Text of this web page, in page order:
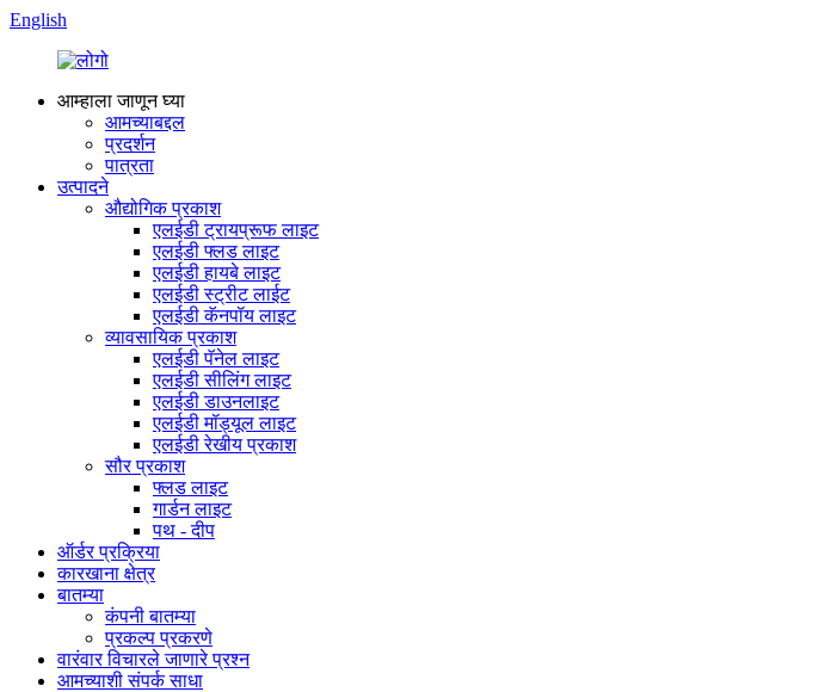
English
आम्हाला जाणून घ्या
आमच्याबद्दल
प्रदर्शन
पात्रता
उत्पादने
औद्योगिक प्रकाश
एलईडी ट्रायप्रूफ लाइट
एलईडी फ्लड लाइट
एलईडी हायबे लाइट
एलईडी स्ट्रीट लाईट
एलईडी कॅनपॉय लाइट
व्यावसायिक प्रकाश
एलईडी पॅनेल लाइट
एलईडी सीलिंग लाइट
एलईडी डाउनलाइट
एलईडी मॉड्यूल लाइट
एलईडी रेखीय प्रकाश
सौर प्रकाश
फ्लड लाइट
गार्डन लाइट
पथ - दीप
ऑर्डर प्रक्रिया
कारखाना क्षेत्र
बातम्या
कंपनी बातम्या
प्रकल्प प्रकरणे
वारंवार विचारले जाणारे प्रश्न
आमच्याशी संपर्क साधा